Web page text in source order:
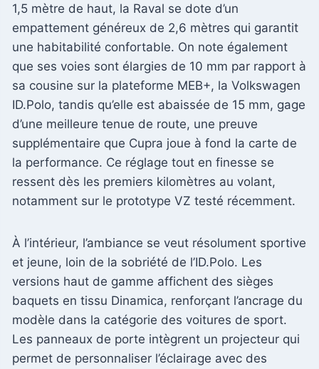
1,5 mètre de haut, la Raval se dote d’un
empattement généreux de 2,6 mètres qui garantit
une habitabilité confortable. On note également
que ses voies sont élargies de 10 mm par rapport à
sa cousine sur la plateforme MEB+, la Volkswagen
ID.Polo, tandis qu’elle est abaissée de 15 mm, gage
d’une meilleure tenue de route, une preuve
supplémentaire que Cupra joue à fond la carte de
la performance. Ce réglage tout en finesse se
ressent dès les premiers kilomètres au volant,
notamment sur le prototype VZ testé récemment.
À l’intérieur, l’ambiance se veut résolument sportive
et jeune, loin de la sobriété de l’ID.Polo. Les
versions haut de gamme affichent des sièges
baquets en tissu Dinamica, renforçant l’ancrage du
modèle dans la catégorie des voitures de sport.
Les panneaux de porte intègrent un projecteur qui
permet de personnaliser l’éclairage avec des